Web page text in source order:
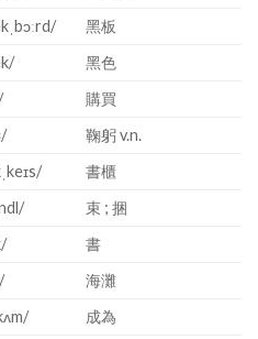
黑板
黑色
購買
鞠躬 v.n.
書櫃
束 ; 捆
書
海灘
成為